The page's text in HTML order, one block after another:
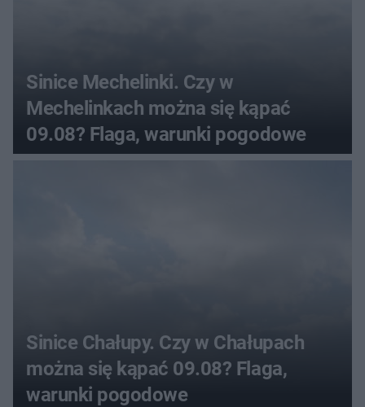
Sinice Mechelinki. Czy w
Mechelinkach można się kąpać
09.08? Flaga, warunki pogodowe
Sinice Chałupy. Czy w Chałupach
można się kąpać 09.08? Flaga,
warunki pogodowe